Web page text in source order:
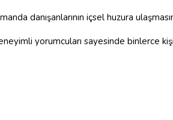
danışanlarının içsel huzura
yorumcuları sayesinde binlerce